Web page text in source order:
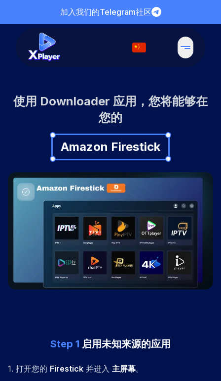
加入我们的Telegram社区
使用 Downloader 应用，您将能够在
您的
Amazon Firestick
Step 1 启用未知来源的应用
1. 打开您的 Firestick 并进入 主屏幕。